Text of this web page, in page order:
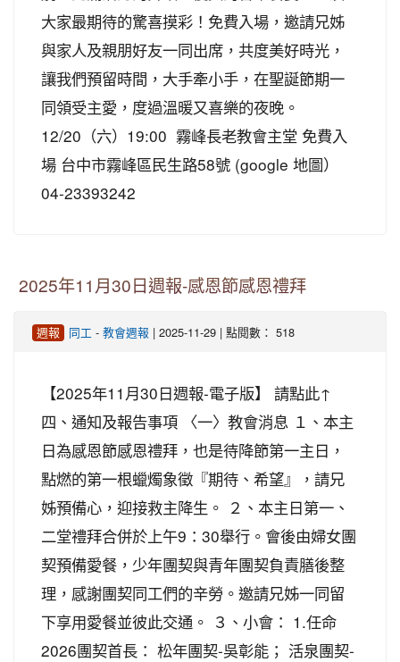
大家最期待的驚喜摸彩！免費入場，邀請兄姊
與家人及親朋好友一同出席，共度美好時光，
讓我們預留時間，大手牽小手，在聖誕節期一
同領受主愛，度過溫暖又喜樂的夜晚。
12/20（六）19:00 霧峰長老教會主堂 免費入
場 台中市霧峰區民生路58號 (google 地圖）
04-23393242
2025年11月30日週報-感恩節感恩禮拜
週報 同工 -教會週報 | 2025-11-29 | 點閱數： 518
【2025年11月30日週報-電子版】 請點此↑
四、通知及報告事項 〈一〉教會消息 １、本主
日為感恩節感恩禮拜，也是待降節第一主日，
點燃的第一根蠟燭象徵『期待、希望』，請兄
姊預備心，迎接救主降生。 ２、本主日第一、
二堂禮拜合併於上午9：30舉行。會後由婦女團
契預備愛餐，少年團契與青年團契負責膳後整
理，感謝團契同工們的辛勞。邀請兄姊一同留
下享用愛餐並彼此交通。 ３、小會： 1.任命
2026團契首長： 松年團契-吳彰能； 活泉團契-